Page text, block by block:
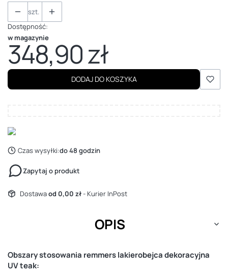
szt.
Dostępność:
w magazynie
Cena
348,90 zł
DODAJ DO KOSZYKA
Czas wysyłki:do 48 godzin
Zapytaj o produkt
Dostawaod 0,00 zł- Kurier InPost
OPIS
Obszary stosowania remmers lakierobejca dekoracyjna
UV teak: